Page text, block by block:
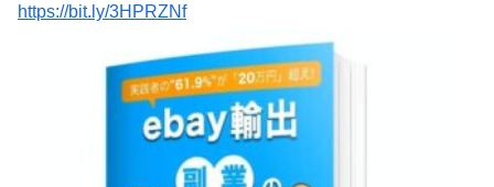
https://bit.ly/3HPRZNf